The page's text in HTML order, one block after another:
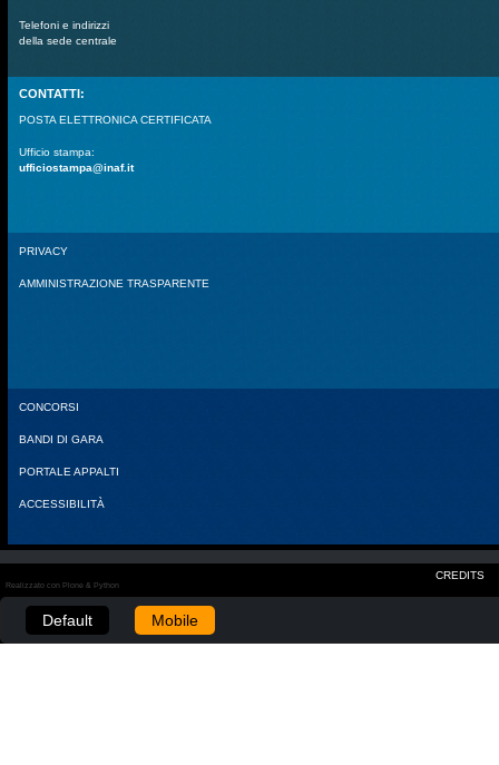
Telefoni e indirizzi
della sede centrale
CONTATTI:
POSTA ELETTRONICA CERTIFICATA
Ufficio stampa:
ufficiostampa@inaf.it
PRIVACY
AMMINISTRAZIONE TRASPARENTE
CONCORSI
BANDI DI GARA
PORTALE APPALTI
ACCESSIBILITÀ
CREDITS
Realizzato con Plone & Python
Default Mobile